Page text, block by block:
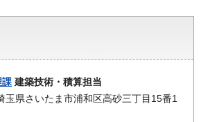
課 建築技術・積算担当
玉県さいたま市浦和区高砂三丁目15番1